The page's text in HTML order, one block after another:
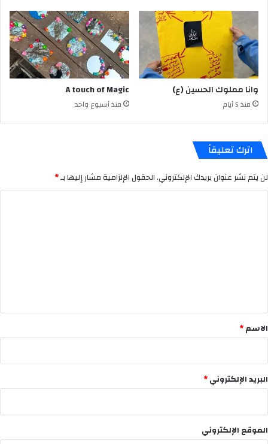
وانا مملوك الحسين (ع)
منذ 5 أيام
A touch of Magic
منذ أسبوع واحد
اترك تعليقاً
لن يتم نشر عنوان بريدك الإلكتروني.الحقول الإلزامية مشار إليها بـ*
*
الاسم*
البريد الإلكتروني*
الموقع الإلكتروني